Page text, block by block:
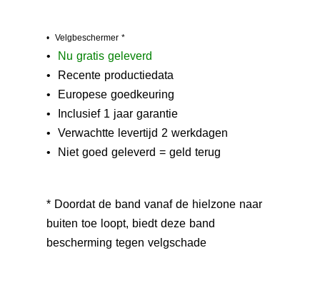
• Velgbeschermer *
• N u gratis geleverd
• Recente productiedata
• Europese goedkeuring
• Inclusief 1 jaar garantie
• Verwachtte levertijd 2 werkdagen
• Niet goed geleverd = geld terug
* Doordat de band vanaf de hielzone naar
buiten toe loopt, biedt deze band
bescherming tegen velgschade